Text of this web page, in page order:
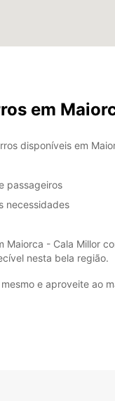
em
disponíveis em
passageiros
necessidades
- Cala Millor
nesta bela região.
e aproveite ao